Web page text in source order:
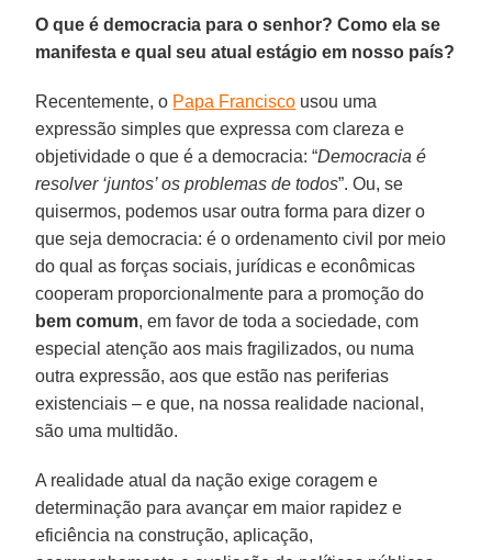
O que é democracia para o senhor? Como ela se
manifesta e qual seu atual estágio em nosso país?
Recentemente, o Papa Francisco usou uma
expressão simples que expressa com clareza e
objetividade o que é a democracia: “Democracia é
resolver ‘juntos’ os problemas de todos”. Ou, se
quisermos, podemos usar outra forma para dizer o
que seja democracia: é o ordenamento civil por meio
do qual as forças sociais, jurídicas e econômicas
cooperam proporcionalmente para a promoção do
bem comum, em favor de toda a sociedade, com
especial atenção aos mais fragilizados, ou numa
outra expressão, aos que estão nas periferias
existenciais – e que, na nossa realidade nacional,
são uma multidão.
A realidade atual da nação exige coragem e
determinação para avançar em maior rapidez e
eficiência na construção, aplicação,